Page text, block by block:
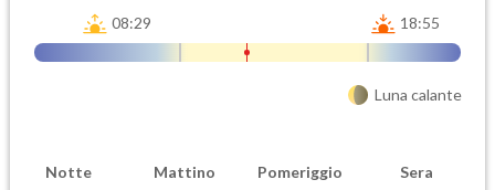
08:29 18:55
Luna calante
Notte Mattino Pomeriggio Sera